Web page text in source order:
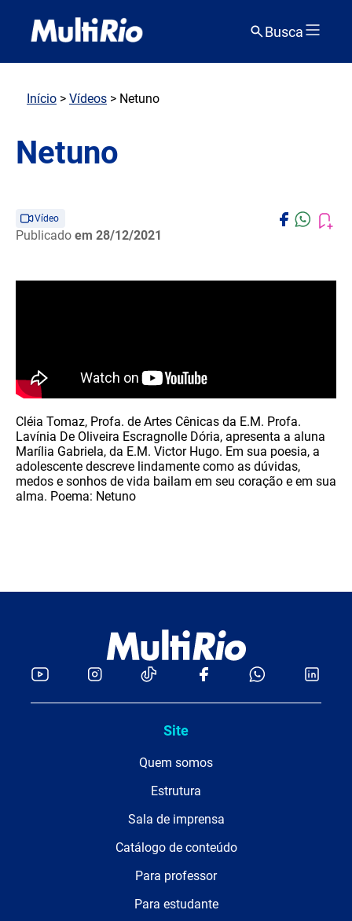
Busca
Início > Vídeos > Netuno
Netuno
Vídeo
Publicado em 28/12/2021
Cléia Tomaz, Profa. de Artes Cênicas da E.M. Profa.
Lavínia De Oliveira Escragnolle Dória, apresenta a aluna
Marília Gabriela, da E.M. Victor Hugo. Em sua poesia, a
adolescente descreve lindamente como as dúvidas,
medos e sonhos de vida bailam em seu coração e em sua
alma. Poema: Netuno
Site
Quem somos
Estrutura
Sala de imprensa
Catálogo de conteúdo
Para professor
Para estudante